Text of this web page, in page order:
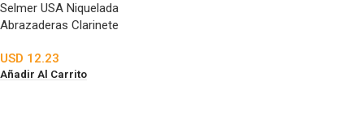
Selmer USA Niquelada
Abrazaderas Clarinete
USD 12.23
Añadir Al Carrito